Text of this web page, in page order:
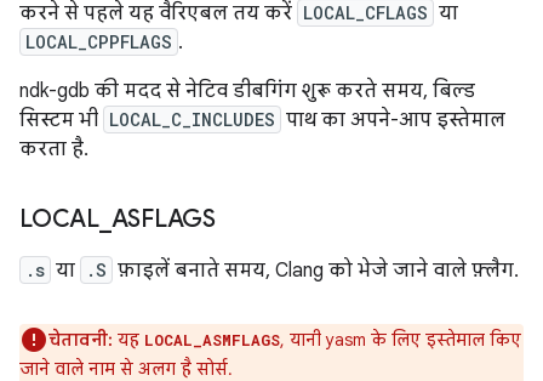
करने से पहले यह वैरिएबल तय करें LOCAL_CFLAGS या
LOCAL_CPPFLAGS .
ndk-gdb की मदद से नेटिव डीबगिंग शुरू करते समय, बिल्ड
सिस्टम भी LOCAL_C_INCLUDES पाथ का अपने-आप इस्तेमाल
करता है.
LOCAL_ ASFLAGS
.s या .S फ़ाइलें बनाते समय, Clang को भेजे जाने वाले फ़्लैग.
चेतावनी: यह LOCAL_ASMFLAGS, यानी yasm के लिए इस्तेमाल किए
जाने वाले नाम से अलग है सोर्स.